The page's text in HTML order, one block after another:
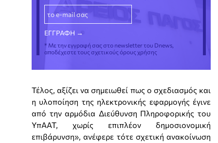
* Με την εγγραφή σας στο newsletter του Dnews,
αποδέχεστε τους σχετικούς όρους χρήσης
Τέλος, αξίζει να σημειωθεί πως ο σχεδιασμός και
η υλοποίηση της ηλεκτρονικής εφαρμογής έγινε
από την αρμόδια Διεύθυνση Πληροφορικής του
ΥπΑΑΤ, χωρίς επιπλέον δημοσιονομική
επιβάρυνση», ανέφερε τότε σχετική ανακοίνωση